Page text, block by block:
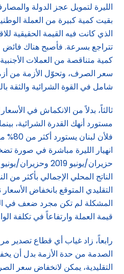
الليرة لتمويل عجز الدولة
بقيت كمية كبيرة من العملة
الذي كانت فيه القيمة الحقيقية
تتراجع بسرعة. فأصبح هناك فائض
كمية متناقصة من العملات
سعر الصرف، وتحوّل الأزمة من
شامل في القوة الشرائية والثقة
ثالثاً، بدلاً من الانكماش في
مستورد أنهك القدرة الشرائية،
فلأن
الناتج المحلي الإجمالي بأكثر
التقليدي المتوقع بانخفاض
المشكلة لم تكن مجرد ضعف في
قيمة العملة وارتفاعاً في تكلفة
رابعاً، زاد غياب أي قطاع تصدير
الصدمة من حدة الأزمة بدل أن
التقليدية، يمكن لانخفاض سعر